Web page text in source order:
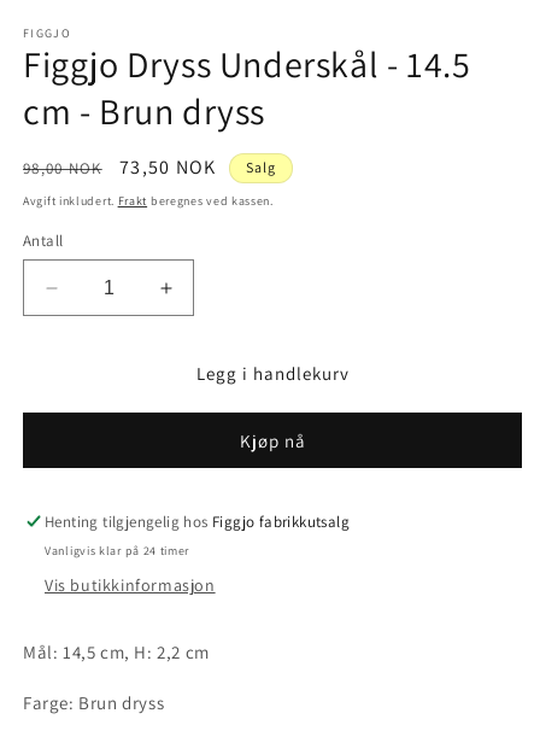
1
i
modal
FIGGJO
Figgjo Dryss Underskål - 14.5
cm - Brun dryss
Vanlig
pris
98,00 NOK Salgspris
73,50 NOK Salg
Avgift inkludert. Frakt beregnes ved kassen.
Antall
antallet
14.5
-
Brun
dryss
Øk
antallet
Figgjo
14.5
-
Brun
dryss
Legg i handlekurv
Kjøp nå
Henting tilgjengelig hos Figgjo fabrikkutsalg
Vanligvis klar på 24 timer
Vis butikkinformasjon
Mål: 14,5 cm, H: 2,2 cm
Farge: Brun dryss